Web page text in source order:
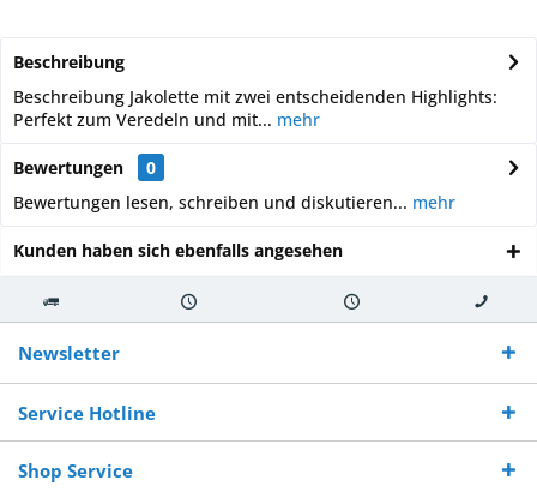
Beschreibung
Beschreibung Jakolette mit zwei entscheidenden Highlights:
Perfekt zum Veredeln und mit... mehr
Bewertungen
0
Bewertungen lesen, schreiben und diskutieren... mehr
Kunden haben sich ebenfalls angesehen
Kostenloser
Versand ab €
250,-
Versand innerhalb von Versand von So erreichen
Sie uns 0160
970 511 90
Newsletter
Service Hotline
Shop Service